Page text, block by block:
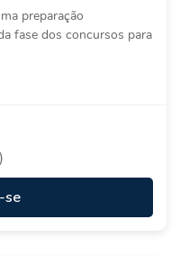
preparação
fase dos concursos para
se